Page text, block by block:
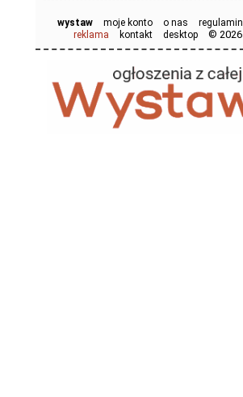
wystaw moje konto o nas regulamin
reklama
kontakt desktop © 2026